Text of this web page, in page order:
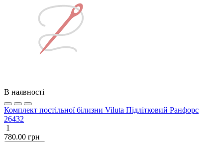
В наявності
Комплект постільної білизни Viluta Підлітковий Ранфорс
26432
1
780.00 грн